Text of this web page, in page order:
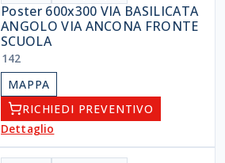
Poster 600x300 VIA BASILICATA
ANGOLO VIA ANCONA FRONTE
SCUOLA
142
MAPPA
RICHIEDI PREVENTIVO
Dettaglio